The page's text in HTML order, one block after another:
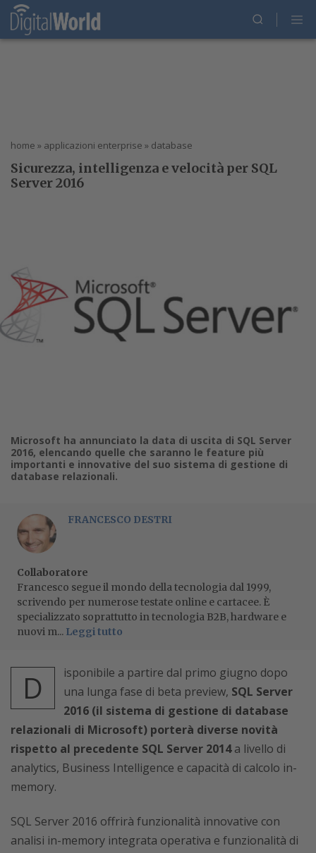
home » applicazioni enterprise » database
Sicurezza, intelligenza e velocità per SQL
Server 2016
Microsoft ha annunciato la data di uscita di SQL Server
2016, elencando quelle che saranno le feature più
importanti e innovative del suo sistema di gestione di
database relazionali.
FRANCESCO DESTRI
Collaboratore
Francesco segue il mondo della tecnologia dal 1999,
scrivendo per numerose testate online e cartacee. È
specializzato soprattutto in tecnologia B2B, hardware e
nuovi m... Leggi tutto
D
isponibile a partire dal primo giugno dopo
una lunga fase di beta preview, SQL Server
2016 (il sistema di gestione di database
relazionali di Microsoft) porterà diverse novità
rispetto al precedente SQL Server 2014a livello di
analytics, Business Intelligence e capacità di calcolo in-
memory.
SQL Server 2016 offrirà funzionalità innovative con
analisi in-memory integrata operativa e funzionalità di